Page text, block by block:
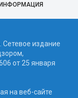
издание
от 25 января
на веб-сайте